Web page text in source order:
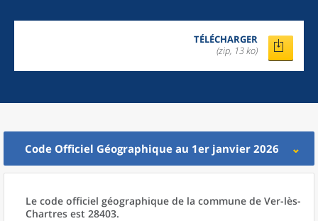
TÉLÉCHARGER
(zip, 13 ko)
Code Officiel Géographique au 1er janvier 2026
Le code officiel géographique de la commune de Ver-lès-
Chartres est 28403.